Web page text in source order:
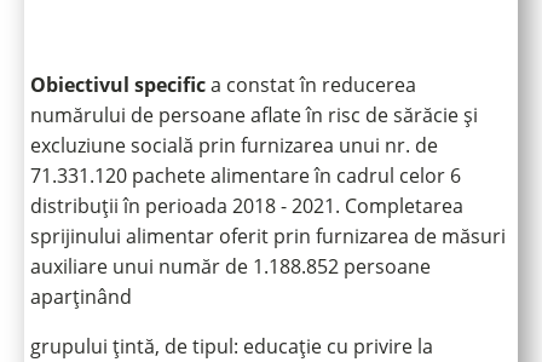
Obiectivul specifica constat în reducerea
numărului de persoane aflate în risc de sărăcie și
excluziune socială prin furnizarea unui nr. de
71.331.120 pachete alimentare în cadrul celor 6
distribuții în perioada 2018 - 2021. Completarea
sprijinului alimentar oferit prin furnizarea de măsuri
auxiliare unui număr de 1.188.852 persoane
aparținând
grupului țintă, de tipul: educație cu privire la